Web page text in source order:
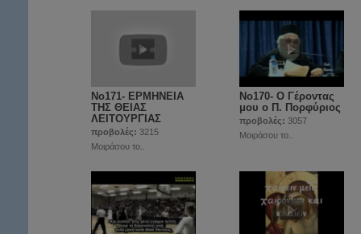
No171- ΕΡΜΗΝΕΙΑ
ΤΗΣ ΘΕΙΑΣ
ΛΕΙΤΟΥΡΓΙΑΣ
προβολές: 3215
Μοιράσου το..
Νο170- Ο Γέροντας
μου ο Π. Πορφύριος
προβολές: 3057
Μοιράσου το..